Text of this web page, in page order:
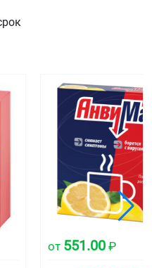
от 551.00 ₽